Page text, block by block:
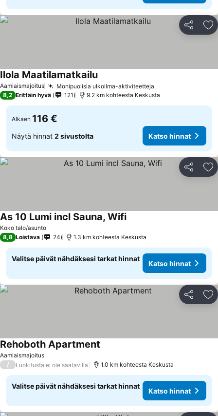
Jaa
Aamiaismajoitus Monipuolisia ulkoilma-aktiviteetteja
Ilola Maatilamatkailu
8,2 Erittäin hyvä 121 9.2 km kohteesta Keskusta
Alkaen 116 €
Näytä hinnat 2 sivustolta Katso hinnat
Jaa
Koko talo/asunto
As 10 Lumi incl Sauna, Wifi
8,8 Loistava 24 1.3 km kohteesta Keskusta
Valitse päivät nähdäksesi tarkat hinnat
Katso hinnat
Jaa
Aamiaismajoitus
Rehoboth Apartment
/ Luokitusta ei ole saatavilla 1.0 km kohteesta Keskusta
Valitse päivät nähdäksesi tarkat hinnat
Katso hinnat